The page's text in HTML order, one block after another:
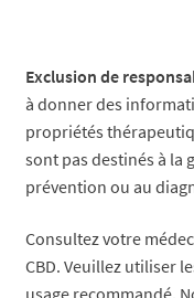
Exclusion de
à donner des
propriétés
sont pas destinés à la
prévention ou au
Consultez votre
CBD. Veuillez utiliser